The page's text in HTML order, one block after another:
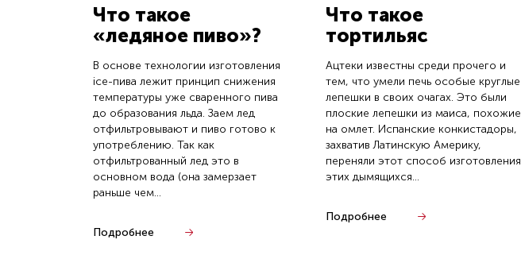
Что такое
«ледяное пиво»?
В основе технологии изготовления
ice-пива лежит принцип снижения
температуры уже сваренного пива
до образования льда. Заем лед
отфильтровывают и пиво готово к
употреблению. Так как
отфильтрованный лед это в
основном вода (она замерзает
раньше чем...
Подробнее
Что такое
тортильяс
Ацтеки известны среди прочего и
тем, что умели печь особые круглые
лепешки в своих очагах. Это были
плоские лепешки из маиса, похожие
на омлет. Испанские конкистадоры,
захватив Латинскую Америку,
переняли этот способ изготовления
этих дымящихся...
Подробнее